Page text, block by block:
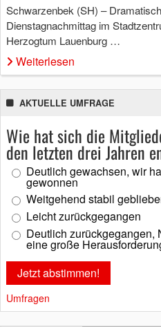
Schwarzenbek (SH) –
Dienstagnachmittag im
Herzogtum Lauenburg …
Weiterlesen
AKTUELLE UMFRAGE
Wie hat sich die
den letzten drei Jahren
Deutlich gewachsen, wir
gewonnen
Weitgehend stabil
Leicht zurückgegangen
Deutlich
eine große
Umfragen